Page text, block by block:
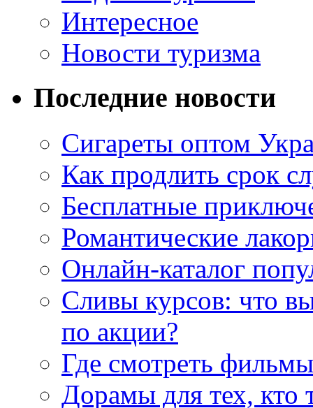
Интересное
Новости туризма
Последние новости
Сигареты оптом
Как продлить срок
Бесплатные
Романтические
Онлайн-каталог
Сливы курсов: что
по акции?
Где смотреть
Дорамы для тех, кто